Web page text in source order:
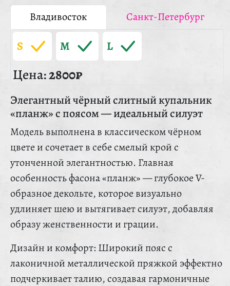
Владивосток
Санкт-Петербург
S M L
Цена:2800₽
Элегантный чёрный слитный купальник
«планж» с поясом — идеальный силуэт
Модель выполнена в классическом чёрном
цвете и сочетает в себе смелый крой с
утонченной элегантностью. Главная
особенность фасона «планж» — глубокое V-
образное декольте, которое визуально
удлиняет шею и вытягивает силуэт, добавляя
образу женственности и грации.
Дизайн и комфорт: Широкий пояс с
лаконичной металлической пряжкой эффектно
подчеркивает талию, создавая гармоничные